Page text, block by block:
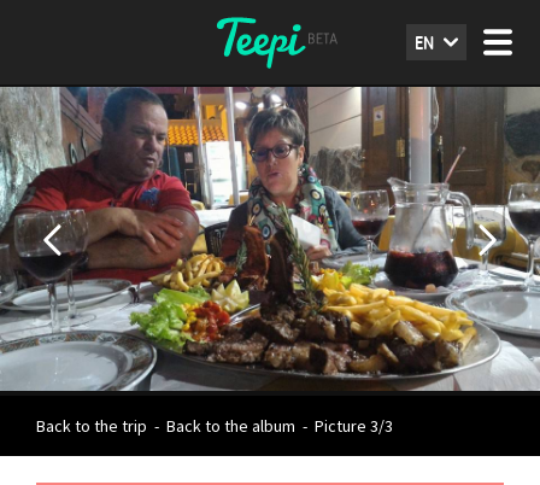
EN
Back to the trip - Back to the album - Picture 3/3